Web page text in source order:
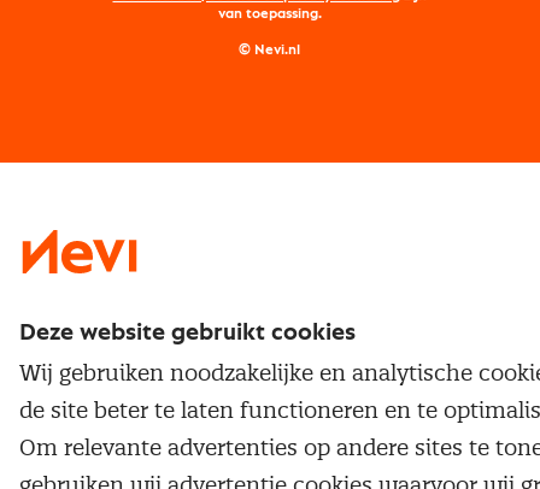
van toepassing.
© Nevi.nl
Deze website gebruikt cookies
Wij gebruiken noodzakelijke en analytische
de site beter te laten functioneren en te
Om relevante advertenties op andere sites te